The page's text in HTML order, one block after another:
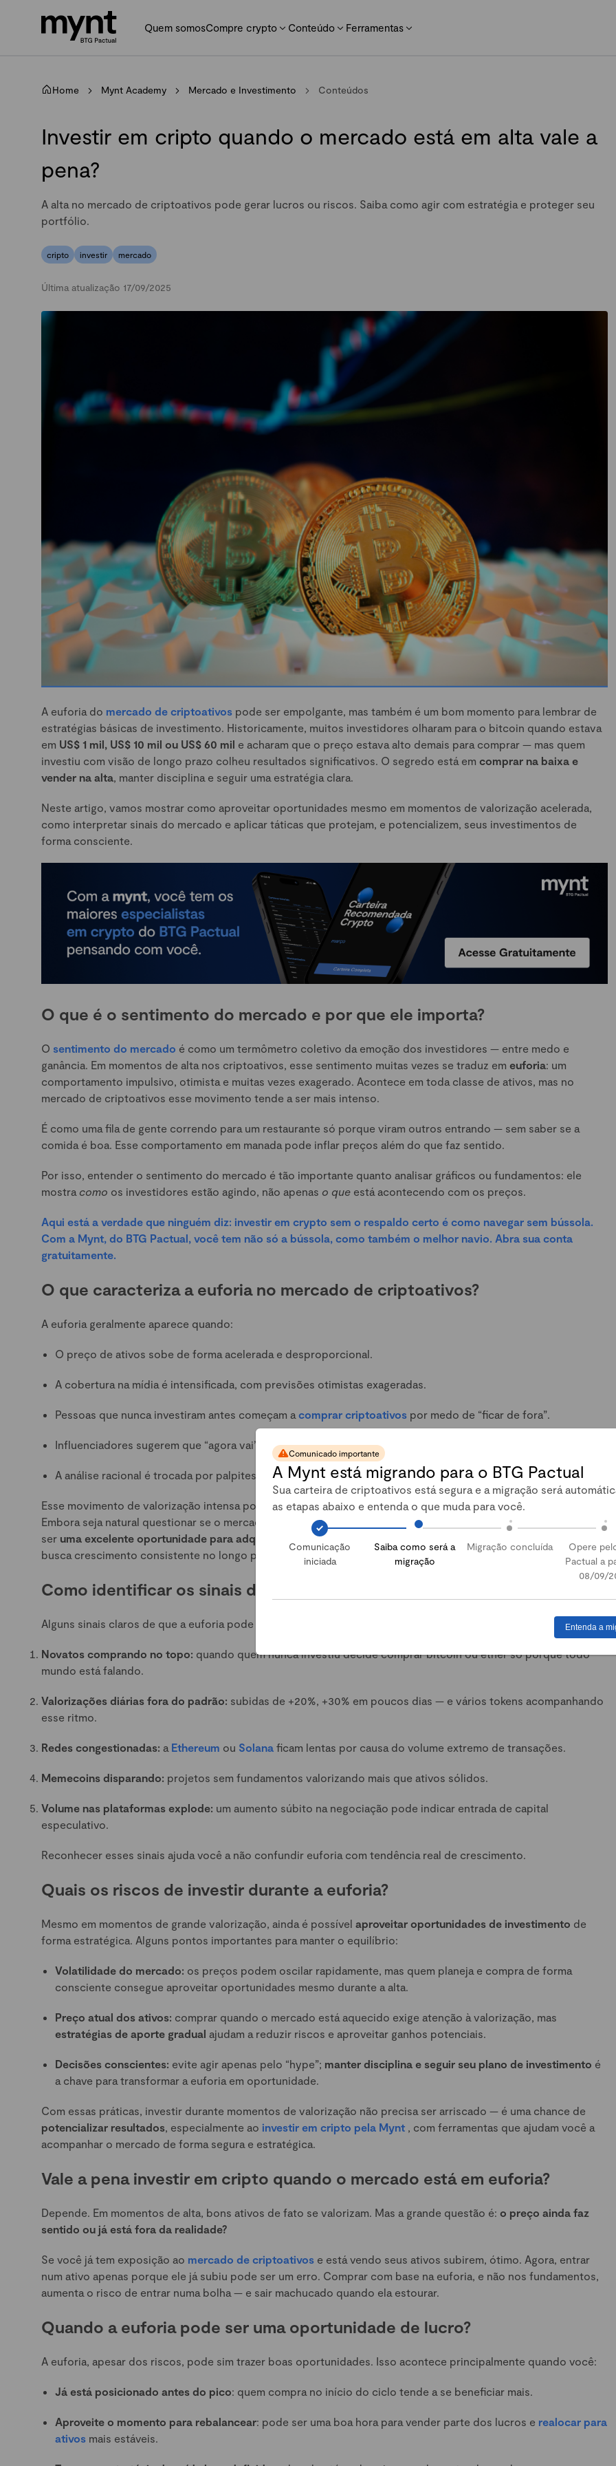
Quem somosCompre crypto Conteúdo Ferramentas
Home Mynt Academy Mercado e Investimento Conteúdos
Investir em cripto quando o mercado está em alta vale a
pena?
A alta no mercado de criptoativos pode gerar lucros ou riscos. Saiba como agir com estratégia e proteger seu
portfólio.
cripto investir mercado
Última atualização 17/09/2025
A euforia do mercado de criptoativos pode ser empolgante, mas também é um bom momento para lembrar de
estratégias básicas de investimento. Historicamente, muitos investidores olharam para o bitcoin quando estava
em US$ 1 mil, US$ 10 mil ou US$ 60 mil e acharam que o preço estava alto demais para comprar — mas quem
investiu com visão de longo prazo colheu resultados significativos. O segredo está em comprar na baixa e
vender na alta, manter disciplina e seguir uma estratégia clara.
Neste artigo, vamos mostrar como aproveitar oportunidades mesmo em momentos de valorização acelerada,
como interpretar sinais do mercado e aplicar táticas que protejam, e potencializem, seus investimentos de
forma consciente.
O que é o sentimento do mercado e por que ele importa?
O sentimento do mercado é como um termômetro coletivo da emoção dos investidores — entre medo e
ganância. Em momentos de alta nos criptoativos, esse sentimento muitas vezes se traduz em euforia: um
comportamento impulsivo, otimista e muitas vezes exagerado. Acontece em toda classe de ativos, mas no
mercado de criptoativos esse movimento tende a ser mais intenso.
É como uma fila de gente correndo para um restaurante só porque viram outros entrando — sem saber se a
comida é boa. Esse comportamento em manada pode inflar preços além do que faz sentido.
Por isso, entender o sentimento do mercado é tão importante quanto analisar gráficos ou fundamentos: ele
mostra como os investidores estão agindo, não apenas o que está acontecendo com os preços.
Aqui está a verdade que ninguém diz: investir em crypto sem o respaldo certo é como navegar sem bússola.
Com a Mynt, do BTG Pactual, você tem não só a bússola, como também o melhor navio. Abra sua conta
gratuitamente.
O que caracteriza a euforia no mercado de criptoativos?
A euforia geralmente aparece quando:
O preço de ativos sobe de forma acelerada e desproporcional.
A cobertura na mídia é intensificada, com previsões otimistas exageradas.
Pessoas que nunca investiram antes começam a comprar criptoativos por medo de “ficar de fora”.
Influenciadores sugerem que “agora vai” ou que “dessa vez é diferente”.
A análise racional é trocada por palpites emocionais.
Esse movimento de valorização intensa pode gerar entusiasmo e abrir oportunidades reais de investimento.
Embora seja natural questionar se o mercado está em um pico momentâneo, momentos de alta também podem
ser uma excelente oportunidade para adquirir criptomoeda de forma estratégica
busca crescimento consistente no longo prazo.
Como identificar os sinais de euforia no mercado?
Alguns sinais claros de que a euforia pode estar tomando conta são:
Novatos comprando no topo: quando quem nunca investiu decide comprar bitcoin ou ether só porque todo
mundo está falando.
Valorizações diárias fora do padrão: subidas de +20%, +30% em poucos dias — e vários tokens acompanhando
esse ritmo.
Redes congestionadas: a Ethereum ou Solana ficam lentas por causa do volume extremo de transações.
Memecoins disparando: projetos sem fundamentos valorizando mais que ativos sólidos.
Volume nas plataformas explode: um aumento súbito na negociação pode indicar entrada de capital
especulativo.
Reconhecer esses sinais ajuda você a não confundir euforia com tendência real de crescimento.
Quais os riscos de investir durante a euforia?
Mesmo em momentos de grande valorização, ainda é possível aproveitar oportunidades de investimento de
forma estratégica. Alguns pontos importantes para manter o equilíbrio:
Volatilidade do mercado: os preços podem oscilar rapidamente, mas quem planeja e compra de forma
consciente consegue aproveitar oportunidades mesmo durante a alta.
Preço atual dos ativos: comprar quando o mercado está aquecido exige atenção à valorização, mas
estratégias de aporte gradual ajudam a reduzir riscos e aproveitar ganhos potenciais.
Decisões conscientes: evite agir apenas pelo “hype”; manter disciplina e seguir seu plano de investimento é
a chave para transformar a euforia em oportunidade.
Com essas práticas, investir durante momentos de valorização não precisa ser arriscado — é uma chance de
potencializar resultados, especialmente ao investir em cripto pela Mynt , com ferramentas que ajudam você a
acompanhar o mercado de forma segura e estratégica.
Vale a pena investir em cripto quando o mercado está em euforia?
Depende. Em momentos de alta, bons ativos de fato se valorizam. Mas a grande questão é: o preço ainda faz
sentido ou já está fora da realidade?
Se você já tem exposição ao mercado de criptoativos e está vendo seus ativos subirem, ótimo. Agora, entrar
num ativo apenas porque ele já subiu pode ser um erro. Comprar com base na euforia, e não nos fundamentos,
aumenta o risco de entrar numa bolha — e sair machucado quando ela estourar.
Quando a euforia pode ser uma oportunidade de lucro?
A euforia, apesar dos riscos, pode sim trazer boas oportunidades. Isso acontece principalmente quando você:
Já está posicionado antes do pico: quem compra no início do ciclo tende a se beneficiar mais.
Aproveite o momento para rebalancear: pode ser uma boa hora para vender parte dos lucros e realocar para
ativos mais estáveis.
Comunicado importante
A Mynt está migrando para o BTG Pactual
Sua carteira de criptoativos está segura e a migração será
as etapas abaixo e entenda o que muda para você.
Comunicação
iniciada
Saiba como será a
migração
Migração concluída
Opere
Pactual a
08/09/
Entenda a